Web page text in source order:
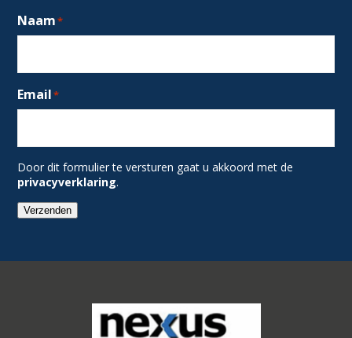
Naam*
Email*
Door dit formulier te versturen gaat u akkoord met de
privacyverklaring.
Verzenden